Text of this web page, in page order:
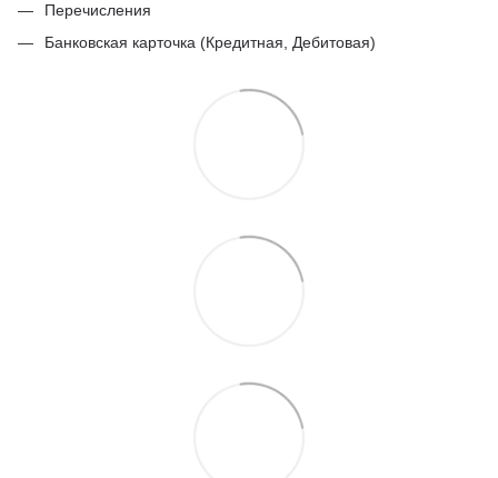
Перечисления
Банковская карточка (Кредитная, Дебитовая)